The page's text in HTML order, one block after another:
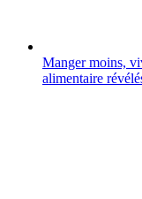
Manger moins,
alimentaire